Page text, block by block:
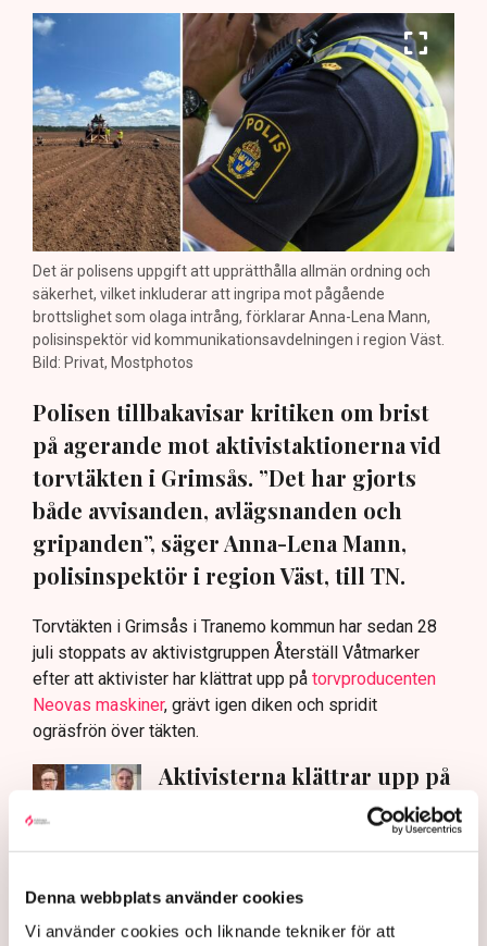
Denna webbplats använder cookies
Vi använder cookies och liknande tekniker för att
Det är polisens uppgift att upprätthålla allmän ordning och
säkerhet, vilket inkluderar att ingripa mot pågående
brottslighet som olaga intrång, förklarar Anna-Lena Mann,
polisinspektör vid kommunikationsavdelningen i region Väst.
Bild: Privat, Mostphotos
Polisen tillbakavisar kritiken om brist
på agerande mot aktivistaktionerna vid
torvtäkten i Grimsås. ”Det har gjorts
både avvisanden, avlägsnanden och
gripanden”, säger Anna-Lena Mann,
polisinspektör i region Väst, till TN.
Torvtäkten i Grimsås i Tranemo kommun har sedan 28
juli stoppats av aktivistgruppen Återställ Våtmarker
efter att aktivister har klättrat upp på torvproducenten
Neovas maskiner, grävt igen diken och spridit
ogräsfrön över täkten.
Aktivisterna klättrar upp på
maskiner – polisen kan inte
avvisa dem: ”Upptrappning
på helt ny nivå”
AI-sammanfattning